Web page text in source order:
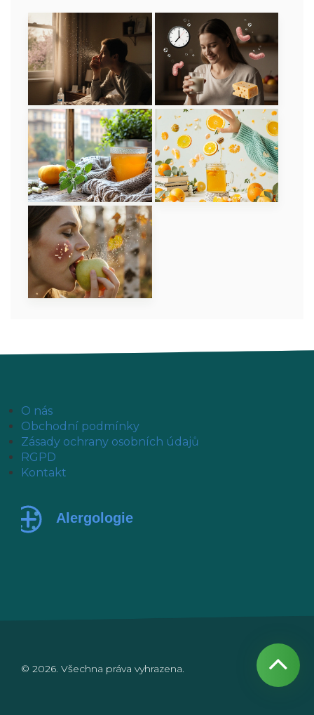
O nás
Obchodní podmínky
Zásady ochrany osobních údajů
RGPD
Kontakt
© 2026. Všechna práva vyhrazena.